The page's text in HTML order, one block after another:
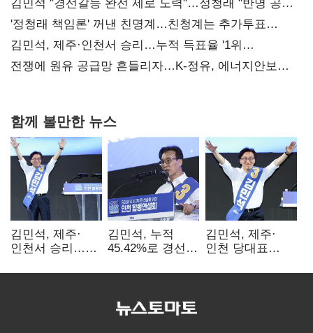
김민석 "경선갈등 완전 제로 노력"…정청래 "반명 공세
사과부터"
'정청래 책임론' 꺼낸 친명계…친청계는 추가투표
때리기
김민석, 제주·인천서 승리…누적 득표율 '1위
탈환'(종합)
전쟁에 원유 공급망 흔들리자…K-정유, 에너지안보
함께 볼만한 뉴스
김민석, 제주·
인천서 승리…
탈환'(종합)
김민석, 누적
45.42%로 경선
격차
김민석, 제주·
인천 당대표